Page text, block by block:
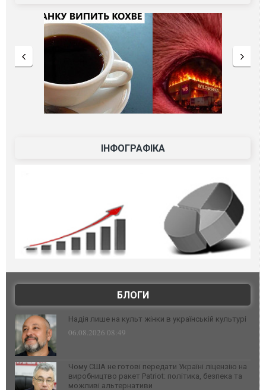
ІНФОГРАФІКА
БЛОГИ
Надія лише на культ жінки в українській культурі
06.08.2026 08:49
Чому США не готові передати Україні ліцензію на
виробництво ракет Patriot: політика, безпека та
можливі альтернативи